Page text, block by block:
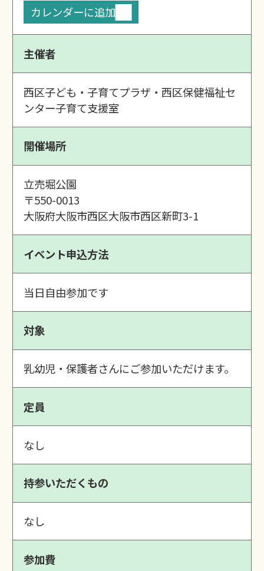
カレンダーに追加
主催者
西区子ども・子育てプラザ・西区保健福祉セ
ンター子育て支援室
開催場所
立売堀公園
〒550-0013
大阪府大阪市西区大阪市西区新町3-1
イベント申込方法
当日自由参加です
対象
乳幼児・保護者さんにご参加いただけます。
定員
なし
持参いただくもの
なし
参加費